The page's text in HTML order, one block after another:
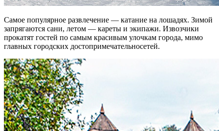
Самое популярное развлечение — катание на лошадях. Зимой
запрягаются сани, летом — кареты и экипажи. Извозчики
прокатят гостей по самым красивым улочкам города, мимо
главных городских достопримечательносетей.